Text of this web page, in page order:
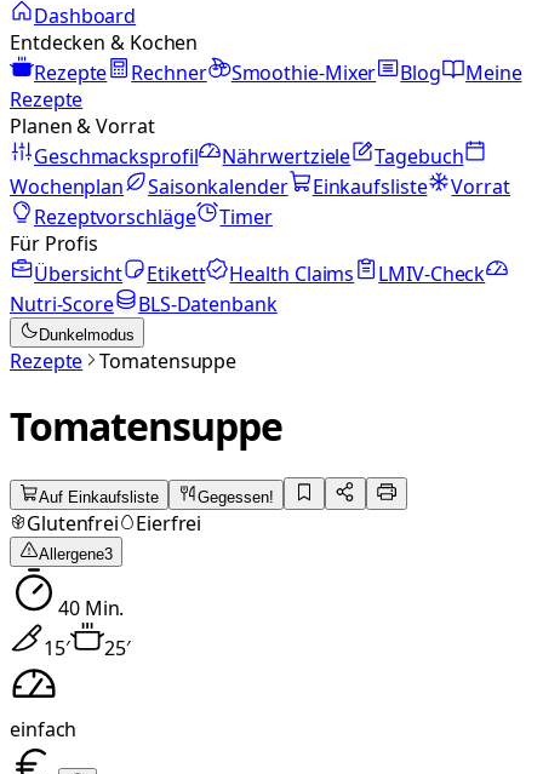
Dashboard
Entdecken & Kochen
Rezepte
Rechner Smoothie-Mixer Blog
Meine
Rezepte
Planen & Vorrat
Geschmacksprofil
Nährwertziele
Tagebuch
Wochenplan
Saisonkalender Einkaufsliste
Vorrat
Rezeptvorschläge
Timer
Für Profis
Übersicht
Etikett Health Claims
LMIV-Check
Nutri-Score
BLS-Datenbank
Dunkelmodus
Rezepte Tomatensuppe
Tomatensuppe
Auf Einkaufsliste Gegessen!
Glutenfrei Eierfrei
Allergene3
40Min.
15′ 25′
einfach